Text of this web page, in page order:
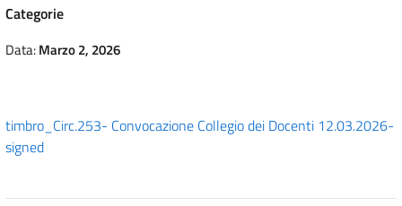
Categorie
Data:Marzo 2, 2026
timbro_Circ.253- Convocazione Collegio dei Docenti 12.03.2026-
signed